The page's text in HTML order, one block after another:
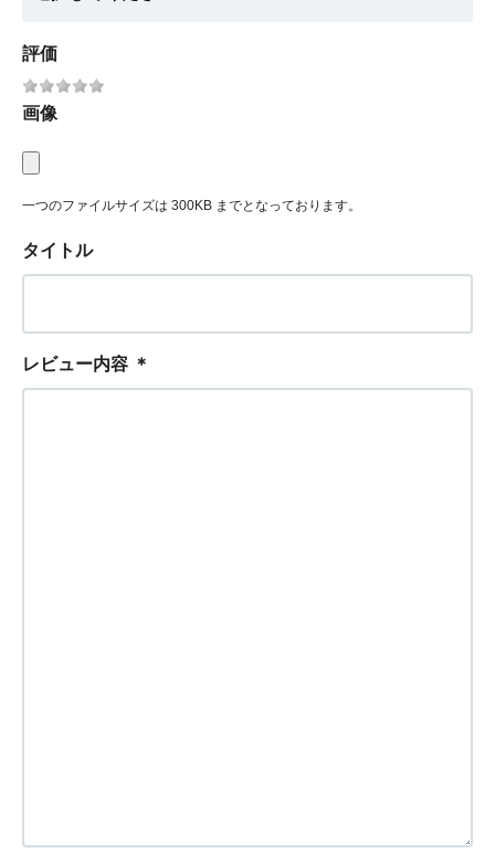
評価
画像
一つのファイルサイズは 300KB までとなっております。
タイトル
レビュー内容 ＊